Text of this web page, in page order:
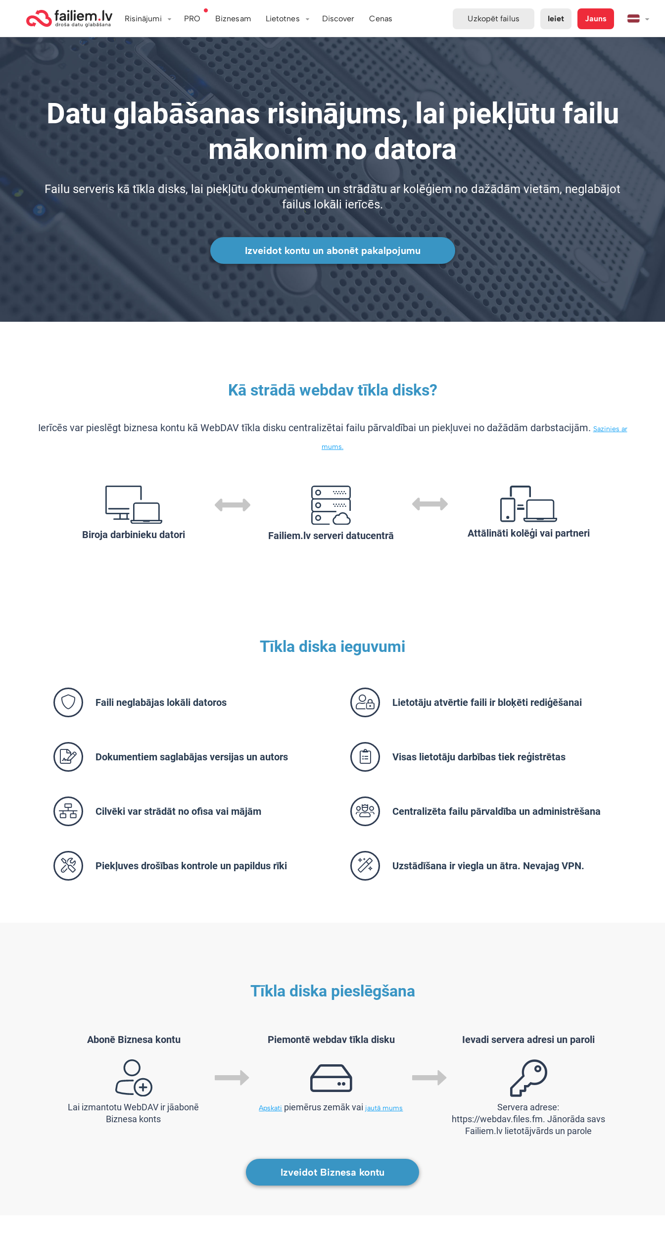
Risinājumi PRO Biznesam Lietotnes Discover Cenas Uzkopēt failus Ieiet Jauns
Datu glabāšanas risinājums, lai piekļūtu failu
mākonim no datora
Failu serveris kā tīkla disks, lai piekļūtu dokumentiem un strādātu ar kolēģiem no dažādām vietām, neglabājot
failus lokāli ierīcēs.
Izveidot kontu un abonēt pakalpojumu
Kā strādā webdav tīkla disks?
Ierīcēs var pieslēgt biznesa kontu kā WebDAV tīkla disku centralizētai failu pārvaldībai un piekļuvei no dažādām darbstacijām. Sazinies ar
mums.
Biroja darbinieku datori Failiem.lv serveri datucentrā Attālināti kolēģi vai partneri
Tīkla diska ieguvumi
Faili neglabājas lokāli datoros Lietotāju atvērtie faili ir bloķēti rediģēšanai
Dokumentiem saglabājas versijas un autors Visas lietotāju darbības tiek reģistrētas
Cilvēki var strādāt no ofisa vai mājām Centralizēta failu pārvaldība un administrēšana
Piekļuves drošības kontrole un papildus rīki Uzstādīšana ir viegla un ātra. Nevajag VPN.
Tīkla diska pieslēgšana
Abonē Biznesa kontu
Lai izmantotu WebDAV ir jāabonē
Biznesa konts
Piemontē webdav tīkla disku
Apskati piemērus zemāk vai jautā mums
Ievadi servera adresi un paroli
Servera adrese:
https://webdav.files.fm. Jānorāda savs
Failiem.lv lietotājvārds un parole
Izveidot Biznesa kontu